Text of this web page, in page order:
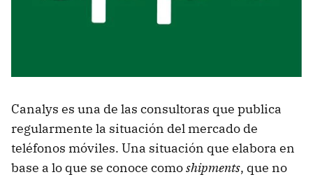
Canalys es una de las consultoras que publica
regularmente la situación del mercado de
teléfonos móviles. Una situación que elabora en
base a lo que se conoce comoshipments, que no